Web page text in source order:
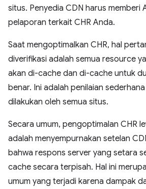
situs. Penyedia CDN harus memberi
pelaporan terkait CHR Anda.
Saat mengoptimalkan CHR, hal
diverifikasi adalah semua resource
akan di-cache dan di-cache untuk
benar. Ini adalah penilaian
dilakukan oleh semua situs.
Secara umum, pengoptimalan CHR
adalah menyempurnakan setelan
bahwa respons server yang setara
cache secara terpisah. Hal ini
umum yang terjadi karena dampak